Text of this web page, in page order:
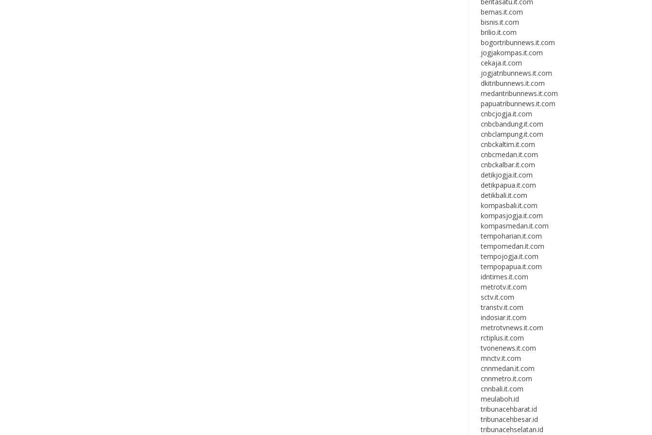
beritasatu.it.com
bernas.it.com
bisnis.it.com
brilio.it.com
bogortribunnews.it.com
jogjakompas.it.com
cekaja.it.com
jogjatribunnews.it.com
dkitribunnews.it.com
medantribunnews.it.com
papuatribunnews.it.com
cnbcjogja.it.com
cnbcbandung.it.com
cnbclampung.it.com
cnbckaltim.it.com
cnbcmedan.it.com
cnbckalbar.it.com
detikjogja.it.com
detikpapua.it.com
detikbali.it.com
kompasbali.it.com
kompasjogja.it.com
kompasmedan.it.com
tempoharian.it.com
tempomedan.it.com
tempojogja.it.com
tempopapua.it.com
idntimes.it.com
metrotv.it.com
sctv.it.com
transtv.it.com
indosiar.it.com
metrotvnews.it.com
rctiplus.it.com
tvonenews.it.com
mnctv.it.com
cnnmedan.it.com
cnnmetro.it.com
cnnbali.it.com
meulaboh.id
tribunacehbarat.id
tribunacehbesar.id
tribunacehselatan.id